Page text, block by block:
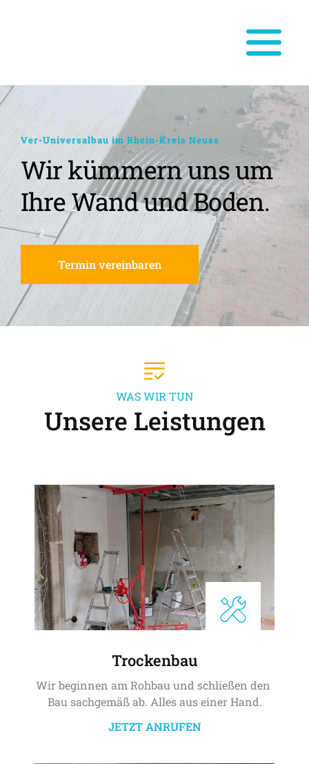
Ver-Universalbau im Rhein-Kreis Neuss
Wir kümmern uns um
Ihre Wand und Boden.
Termin vereinbaren
WAS WIR TUN
Unsere Leistungen
Trockenbau
Wir beginnen am Rohbau und schließen den
Bau sachgemäß ab. Alles aus einer Hand.
JETZT ANRUFEN